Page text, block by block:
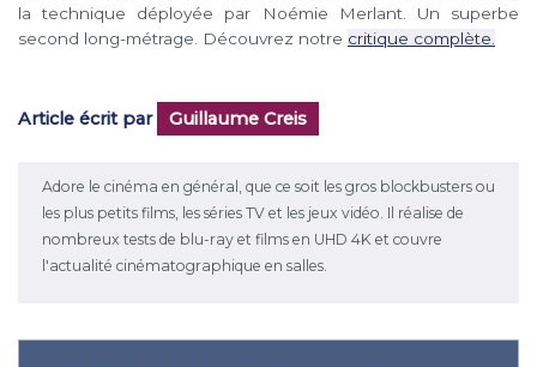
la technique déployée par Noémie Merlant. Un superbe
second long-métrage. Découvrez notre critique complète.
Article écrit par Guillaume Creis
Adore le cinéma en général, que ce soit les gros blockbusters ou
les plus petits films, les séries TV et les jeux vidéo. Il réalise de
nombreux tests de blu-ray et films en UHD 4K et couvre
l'actualité cinématographique en salles.